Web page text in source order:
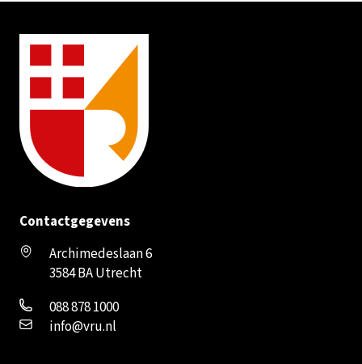
Contactgegevens
Archimedeslaan 6
3584 BA Utrecht
088 878 1000
info@vru.nl